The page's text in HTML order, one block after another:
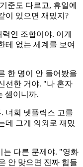
준도 다르고, 휴일에
이 있으면 재밌지?
인 조합이야. 이게
테 없는 세계를 보여
한 명이 안 들어봤을
선한 거야. "나 혼자
셈이니까.
너희 넷플릭스 고를
데 그게 의외로 재밌
는 다른 문제야. "영화
안 맞으면 진짜 힘들